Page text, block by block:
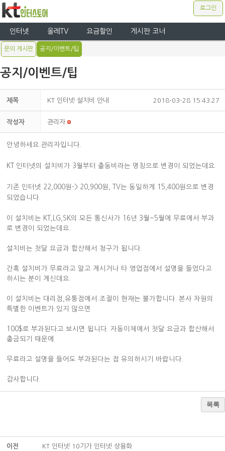
로그인
인터넷 올레TV 요금할인 게시판 코너
문의 게시판 공지/이벤트/팁
공지/이벤트/팁
제목 KT 인터넷 설치비 안내 2018-03-28 15:43:27
작성자 관리자
안녕하세요.관리자입니다.
KT 인터넷의 설치비가 3월부터 출동비라는 명칭으로 변경이 되었는데요.
기존 인터넷 22,000원-> 20,900원, TV는 동일하게 15,400원으로 변경
되었습니다.
이 설치비는 KT,LG,SK의 모든 통신사가 16년 3월~5월에 무료에서 부과
로 변경이 되었는데요.
설치비는 첫달 요금과 합산해서 청구가 됩니다.
간혹 설치비가 무료라고 알고 계시거나 타 영업점에서 설명을 들었다고
하시는 분이 계신데요.
이 설치비는 대리점,유통점에서 조절이 현재는 불가합니다. 본사 차원의
특별한 이벤트가 있지 않으면
100$로 부과된다고 보시면 됩니다. 자동이체에서 첫달 요금과 합산해서
출금되기 때문에
무료라고 설명을 들어도 부과된다는 점 유의하시기 바랍니다.
감사합니다.
목록
이전 KT 인터넷 10기가 인터넷 상용화